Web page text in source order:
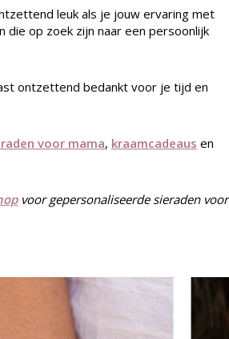
leuk als je jouw ervaring met
die op zoek zijn naar een persoonlijk
ontzettend bedankt voor je tijd en
voor mama, kraamcadeaus en
voor gepersonaliseerde sieraden voor